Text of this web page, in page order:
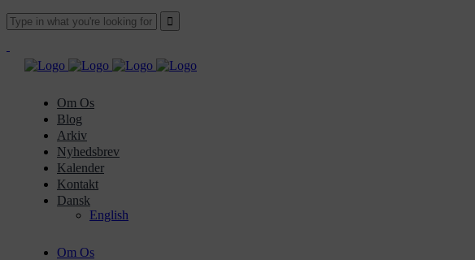
Om Os
Blog
Arkiv
Nyhedsbrev
Kalender
Kontakt
Dansk
English
Om Os